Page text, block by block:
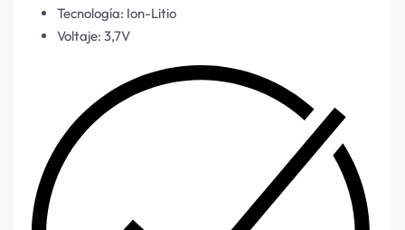
Tecnología: Ion-Litio
Voltaje: 3,7V